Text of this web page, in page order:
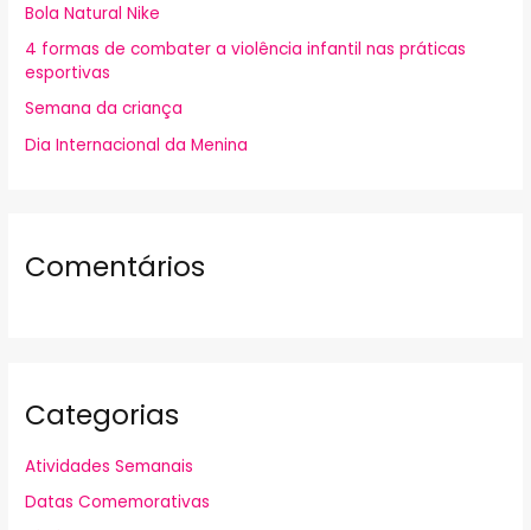
r
p
r
:
Bola Natural Nike
4 formas de combater a violência infantil nas práticas
esportivas
Semana da criança
Dia Internacional da Menina
Comentários
Categorias
Atividades Semanais
Datas Comemorativas